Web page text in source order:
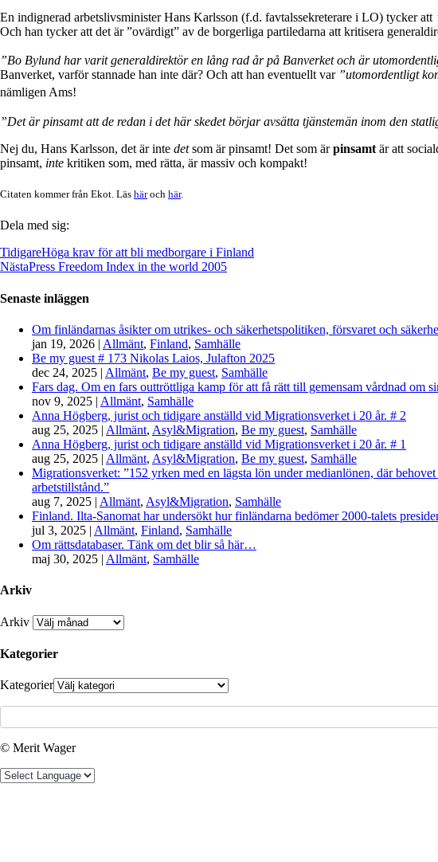
En indignerad arbetslivsminister Hans Karlsson (f.d. favtalssekreterare i LO) tycker att
Och han tycker att det är ”ovärdigt” av de borgerliga partiledarna att kritisera
”Bo Bylund har varit generaldirektör en lång rad år på Banverket och är
Banverket, varför stannade han inte där? Och att han eventuellt var ”utomordentligt
nämligen Ams!
”Det är pinsamt att de redan i det här skedet börjar avsätta tjänstemän inom den
Nej du, Hans Karlsson, det är inte detsom är pinsamt! Det som ärpinsamt är att
pinsamt, inte kritiken som, med rätta, är massiv och kompakt!
Citaten kommer från Ekot. Läs häroch här.
Dela med sig:
TidigareHöga krav för att bli medborgare i Finland
NästaPress Freedom Index in the world 2005
Senaste inläggen
Om finländarnas åsikter om utrikes- och säkerhetspolitiken, försvaret och
jan 19, 2026 | Allmänt, Finland, Samhälle
Be my guest # 173 Nikolas Laios, Julafton 2025
dec 24, 2025 | Allmänt, Be my guest, Samhälle
Fars dag. Om en fars outtröttliga kamp för att få rätt till gemensam vårdnad om
nov 9, 2025 | Allmänt, Samhälle
Anna Högberg, jurist och tidigare anställd vid Migrationsverket i 20 år. # 2
aug 25, 2025 | Allmänt, Asyl&Migration, Be my guest, Samhälle
Anna Högberg, jurist och tidigare anställd vid Migrationsverket i 20 år. # 1
aug 25, 2025 | Allmänt, Asyl&Migration, Be my guest, Samhälle
Migrationsverket: ”152 yrken med en lägsta lön under medianlönen, där
arbetstillstånd.”
aug 7, 2025 | Allmänt, Asyl&Migration, Samhälle
Finland. Ilta-Sanomat har undersökt hur finländarna bedömer 2000-talets
jul 3, 2025 | Allmänt, Finland, Samhälle
Om rättsdatabaser. Tänk om det blir så här…
maj 30, 2025 | Allmänt, Samhälle
Arkiv
Arkiv
Kategorier
Kategorier
© Merit Wager